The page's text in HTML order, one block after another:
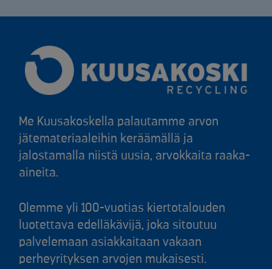
Me Kuusakoskella palautamme arvon
jätemateriaaleihin keräämällä ja
jalostamalla niistä uusia, arvokkaita raaka-
aineita.
Olemme yli 100-vuotias kiertotalouden
luotettava edelläkävijä, joka sitoutuu
palvelemaan asiakkaitaan vakaan
perheyrityksen arvojen mukaisesti.